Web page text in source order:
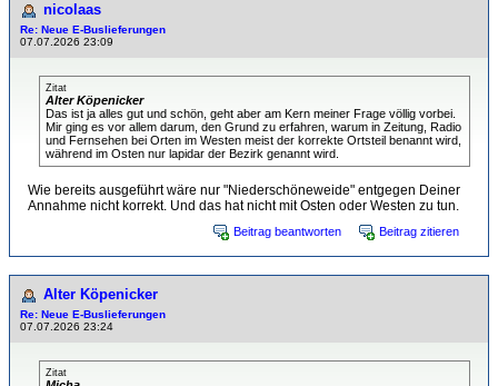
nicolaas
Re: Neue E-Buslieferungen
07.07.2026 23:09
Zitat
Alter Köpenicker
Das ist ja alles gut und schön, geht aber am Kern meiner Frage völlig vorbei.
Mir ging es vor allem darum, den Grund zu erfahren, warum in Zeitung, Radio
und Fernsehen bei Orten im Westen meist der korrekte Ortsteil benannt wird,
während im Osten nur lapidar der Bezirk genannt wird.
Wie bereits ausgeführt wäre nur "Niederschöneweide" entgegen Deiner
Annahme nicht korrekt. Und das hat nicht mit Osten oder Westen zu tun.
Beitrag beantworten Beitrag zitieren
Alter Köpenicker
Re: Neue E-Buslieferungen
07.07.2026 23:24
Zitat